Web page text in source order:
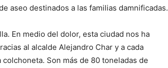
aseo destinados a las familias damnificadas.
En medio del dolor, esta ciudad nos ha
al alcalde Alejandro Char y a cada
Son más de 80 toneladas de